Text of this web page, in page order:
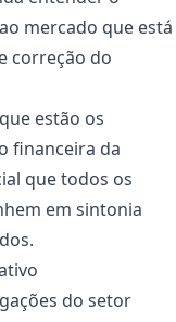
mercado que está
correção do
estão os
financeira da
que todos os
em sintonia
do setor